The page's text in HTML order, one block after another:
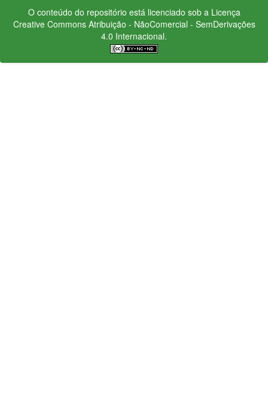
O conteúdo do repositório está licenciado sob a Licença
Creative CommonsAtribuição - NãoComercial - SemDerivações
4.0 Internacional.